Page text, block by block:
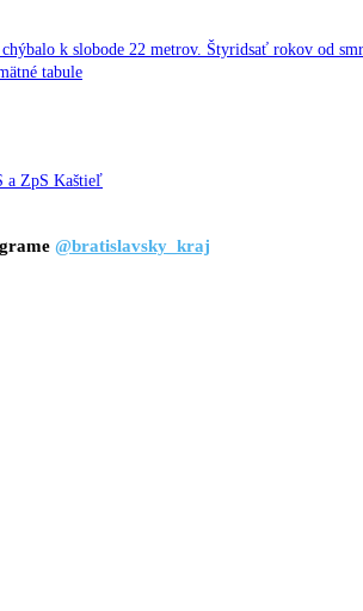
k slobode 22 metrov. Štyridsať rokov od
tabule
a ZpS Kaštieľ
@bratislavsky_kraj